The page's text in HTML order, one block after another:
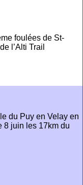
foulées de St-
l’Alti Trail
du Puy en Velay en
8 juin les 17km du